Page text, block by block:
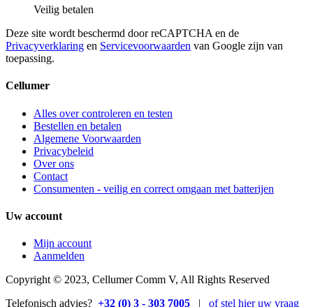
Veilig betalen
Deze site wordt beschermd door reCAPTCHA en de
Privacyverklaring en Servicevoorwaarden van Google zijn van
toepassing.
Cellumer
Alles over controleren en testen
Bestellen en betalen
Algemene Voorwaarden
Privacybeleid
Over ons
Contact
Consumenten - veilig en correct omgaan met batterijen
Uw account
Mijn account
Aanmelden
Copyright © 2023, Cellumer Comm V, All Rights Reserved
Telefonisch advies? +32 (0) 3 - 303 7005 | of stel hier uw vraag